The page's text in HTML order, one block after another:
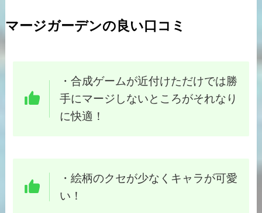
マージガーデンの良い口コミ
・合成ゲームが近付けただけでは勝
手にマージしないところがそれなり
に快適！
・絵柄のクセが少なくキャラが可愛
い！